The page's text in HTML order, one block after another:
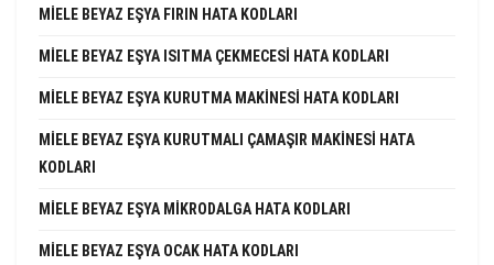
MIELE BEYAZ EŞYA FIRIN HATA KODLARI
MIELE BEYAZ EŞYA ISITMA ÇEKMECESI HATA KODLARI
MIELE BEYAZ EŞYA KURUTMA MAKINESI HATA KODLARI
MIELE BEYAZ EŞYA KURUTMALI ÇAMAŞIR MAKINESI HATA
KODLARI
MIELE BEYAZ EŞYA MIKRODALGA HATA KODLARI
MIELE BEYAZ EŞYA OCAK HATA KODLARI